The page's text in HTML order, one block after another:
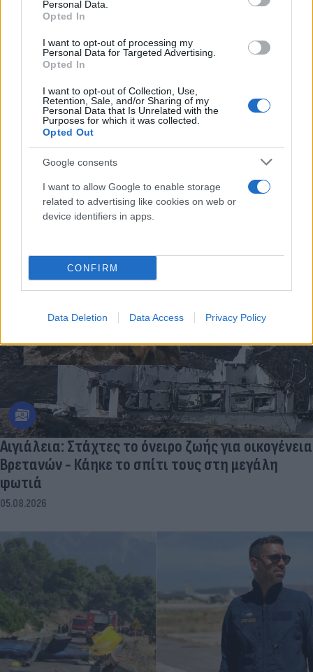
Personal Data.
Opted In
I want to opt-out of processing my
Personal Data for Targeted Advertising.
Opted In
I want to opt-out of Collection, Use,
Retention, Sale, and/or Sharing of my
Personal Data that Is Unrelated with the
Purposes for which it was collected.
Opted Out
Google consents
I want to allow Google to enable storage
related to advertising like cookies on web or
device identifiers in apps.
CONFIRM
Data Deletion Data Access Privacy Policy
Υπόθεση Marfin: Επιστρέφει στην Ελλάδα η
46χρονη - Πότε θα οδηγηθεί στον εισαγγελέα
Αιγιάλεια: Στάχτες το όνειρο ζωής για οικογένεια
Βρετανών - Κάηκε το σπίτι τους στη μεγάλη
φωτιά
05.08.2026